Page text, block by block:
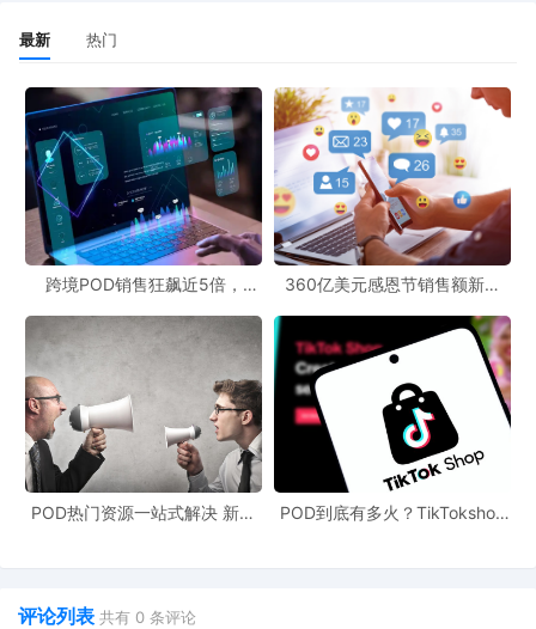
最新 热门
跨境POD销售狂飙近5倍，
360亿美元感恩节销售额新纪
新风潮！
POD热门资源一站式解决 新手
POD到底有多火？TikTokshop
评论列表 共有 0 条评论